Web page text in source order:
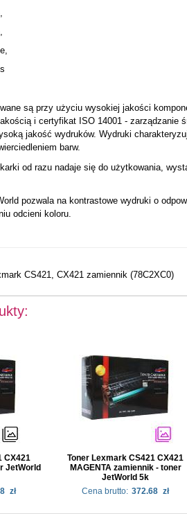
są przy użyciu wysokiej jakości
i certyfikat ISO 14001 - zarządzanie
jakość wydruków. Wydruki
barw.
od razu nadaje się do użytkowania,
pozwala na kontrastowe wydruki o
odcieni koloru.
CS421, CX421 zamiennik (78C2XC0)
CX421
JetWorld
zł
Toner Lexmark CS421 CX421
MAGENTA zamiennik - toner
JetWorld 5k
Cena brutto: 372.68 zł